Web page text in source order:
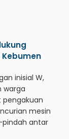
Kebumen
inisial W,
warga
pengakuan
mesin
pindah antar